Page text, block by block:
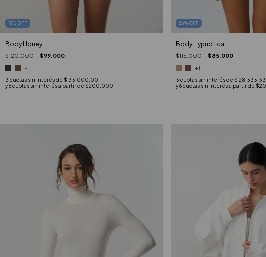
18% OFF
Body Honey
$120.000 $99.000
+1
3 cuotas sin interés de $ 33.000,00
26% OFF
Body Hypnotica
$115.000 $85.000
+1
3 cuotas sin interés de $ 28.333,33